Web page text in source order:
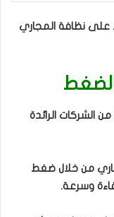
على نظافة المجاري
الشركات الرائدة
من خلال ضغط
وسرعة.